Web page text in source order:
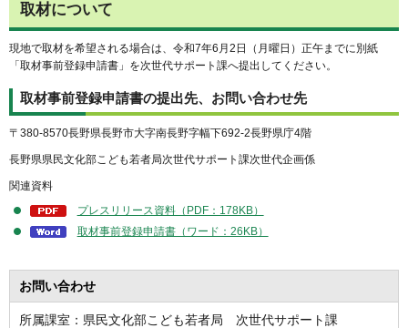
取材について
現地で取材を希望される場合は、令和7年6月2日（月曜日）正午までに別紙
「取材事前登録申請書」を次世代サポート課へ提出してください。
取材事前登録申請書の提出先、お問い合わせ先
〒380-8570長野県長野市大字南長野字幅下692-2長野県庁4階
長野県県民文化部こども若者局次世代サポート課次世代企画係
関連資料
プレスリリース資料（PDF：178KB）
取材事前登録申請書（ワード：26KB）
お問い合わせ
所属課室：県民文化部こども若者局 次世代サポート課